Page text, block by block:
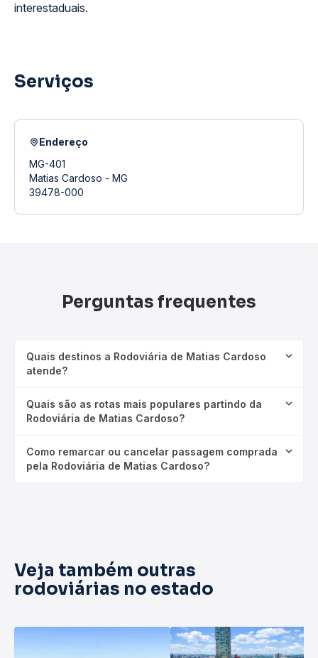
interestaduais.
Serviços
Endereço
MG-401
Matias Cardoso - MG
39478-000
Perguntas frequentes
Quais destinos a Rodoviária de Matias Cardoso
atende?
Quais são as rotas mais populares partindo da
Rodoviária de Matias Cardoso?
Como remarcar ou cancelar passagem comprada
pela Rodoviária de Matias Cardoso?
Veja também outras
rodoviárias no estado